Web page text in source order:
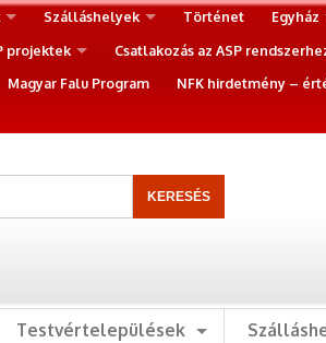
Szálláshelyek Történet Egyház
projektek Csatlakozás az ASP
Magyar Falu Program NFK hirdetmény –
Testvértelepülések